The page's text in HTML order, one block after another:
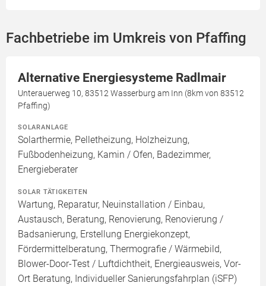
Fachbetriebe im Umkreis von Pfaffing
Alternative Energiesysteme Radlmair
Unterauerweg 10, 83512 Wasserburg am Inn (8km von 83512
Pfaffing)
SOLARANLAGE
Solarthermie, Pelletheizung, Holzheizung,
Fußbodenheizung, Kamin / Ofen, Badezimmer,
Energieberater
SOLAR TÄTIGKEITEN
Wartung, Reparatur, Neuinstallation / Einbau,
Austausch, Beratung, Renovierung, Renovierung /
Badsanierung, Erstellung Energiekonzept,
Fördermittelberatung, Thermografie / Wärmebild,
Blower-Door-Test / Luftdichtheit, Energieausweis, Vor-
Ort Beratung, Individueller Sanierungsfahrplan (iSFP)